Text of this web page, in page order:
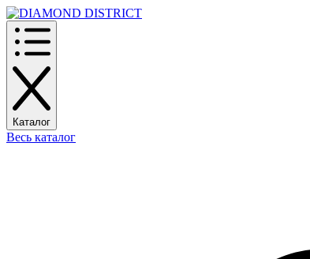
Каталог
Весь каталог